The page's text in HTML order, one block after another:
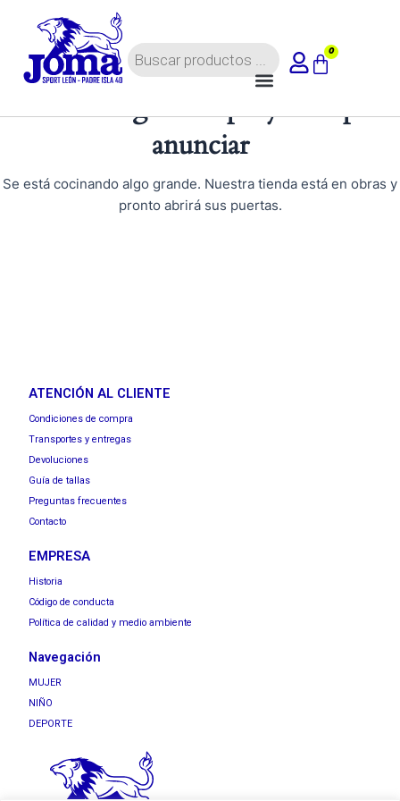
contenido
Búsqueda
de
Menú
0
Tenemos grandes proyectos por
anunciar
Se está cocinando algo grande. Nuestra tienda está en obras y
pronto abrirá sus puertas.
ATENCIÓN AL CLIENTE
Condiciones de compra
Transportes y entregas
Devoluciones
Guía de tallas
Preguntas frecuentes
Contacto
EMPRESA
Historia
Código de conducta
Política de calidad y medio ambiente
Navegación
MUJER
NIÑO
DEPORTE